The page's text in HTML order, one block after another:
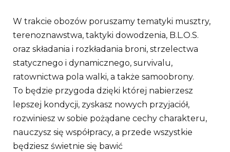
W trakcie obozów poruszamy tematyki musztry,
terenoznawstwa, taktyki dowodzenia, B.L.O.S.
oraz składania i rozkładania broni, strzelectwa
statycznego i dynamicznego, survivalu,
ratownictwa pola walki, a także samoobrony.
To będzie przygoda dzięki której nabierzesz
lepszej kondycji, zyskasz nowych przyjaciół,
rozwiniesz w sobie pożądane cechy charakteru,
nauczysz się współpracy, a przede wszystkie
będziesz świetnie się bawić